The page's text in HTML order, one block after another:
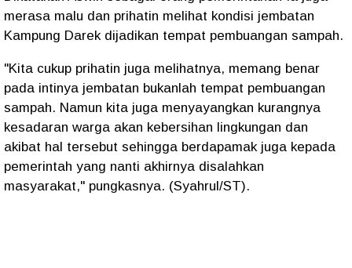
merasa malu dan prihatin melihat kondisi jembatan
Kampung Darek dijadikan tempat pembuangan sampah.
"Kita cukup prihatin juga melihatnya, memang benar
pada intinya jembatan bukanlah tempat pembuangan
sampah. Namun kita juga menyayangkan kurangnya
kesadaran warga akan kebersihan lingkungan dan
akibat hal tersebut sehingga berdapamak juga kepada
pemerintah yang nanti akhirnya disalahkan
masyarakat," pungkasnya. (Syahrul/ST).